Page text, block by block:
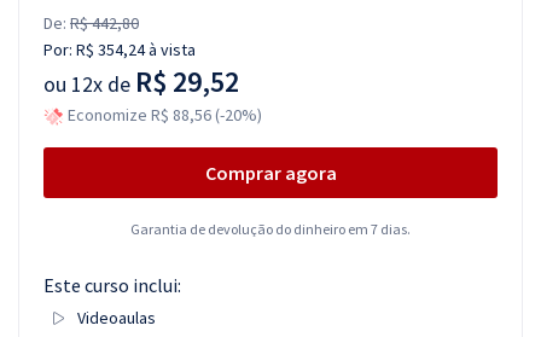
De: R$ 442,80
Por: R$ 354,24à vista
ou 12x de R$ 29,52
Economize R$ 88,56 (-20%)
Comprar agora
Garantia de devolução do dinheiro em 7 dias.
Este curso inclui:
Videoaulas